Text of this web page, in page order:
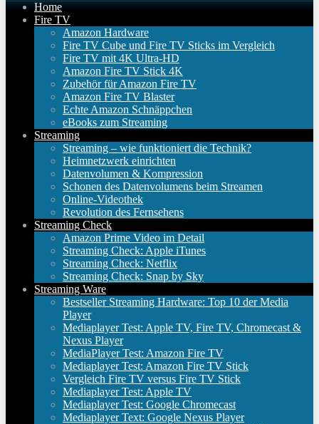
Home
Fire TV
Amazon Hardware
Fire TV Cube und Fire TV Sticks im Vergleich
Fire TV mit 4K Ultra-HD
Amazon Fire TV Stick 4K
Zubehör für Amazon Fire TV
Amazon Fire TV Blaster
Echte Amazon Schnäppchen
eBooks zum Streaming
Streaming
Streaming – wie funktioniert die Technik?
Heimnetzwerk einrichten
Datenvolumen & Kompression
Schonen des Datenvolumens beim Streamen
Online-Videothek
Revolution des Fernsehens
Streaming Check
Amazon Prime Video im Detail
Streaming Check: Apple iTunes
Streaming Check: Netflix
Streaming Check: Snap by Sky
Streaming Ware
Bestseller Streaming Hardware: Top 10 der Media
Player
Mediaplayer Test: Apple TV, Fire TV, Chromecast &
Nexus Player
MediaPlayer Test: Amazon Fire TV
Mediaplayer Test: Amazon Fire TV Stick
Vergleich Fire TV versus Fire TV Stick
Mediaplayer Test: Apple TV
Mediaplayer Test: Google Chromecast
Mediaplayer Text: Google Nexus Player